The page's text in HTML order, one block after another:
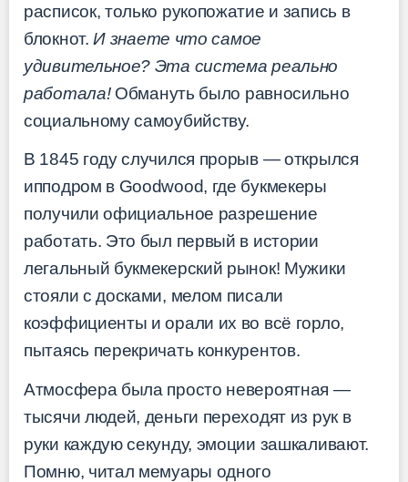
расписок, только рукопожатие и запись в
блокнот.И знаете что самое
удивительное? Эта система реально
работала!Обмануть было равносильно
социальному самоубийству.
В 1845 году случился прорыв — открылся
ипподром в Goodwood, где букмекеры
получили официальное разрешение
работать. Это был первый в истории
легальный букмекерский рынок! Мужики
стояли с досками, мелом писали
коэффициенты и орали их во всё горло,
пытаясь перекричать конкурентов.
Атмосфера была просто невероятная —
тысячи людей, деньги переходят из рук в
руки каждую секунду, эмоции зашкаливают.
Помню, читал мемуары одного